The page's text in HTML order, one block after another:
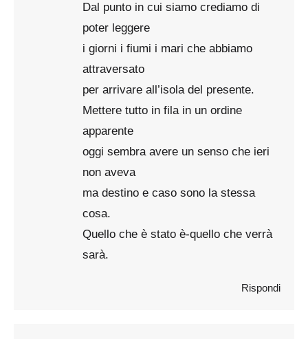
Dal punto in cui siamo crediamo di
poter leggere
i giorni i fiumi i mari che abbiamo
attraversato
per arrivare all’isola del presente.
Mettere tutto in fila in un ordine
apparente
oggi sembra avere un senso che ieri
non aveva
ma destino e caso sono la stessa
cosa.
Quello che è stato è-quello che verrà
sarà.
Rispondi